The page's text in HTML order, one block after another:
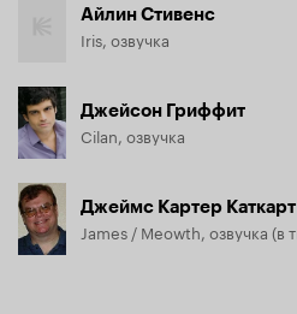
Айлин Стивенс
Iris, озвучка
Джейсон Гриффит
Cilan, озвучка
Джеймс Картер Каткарт